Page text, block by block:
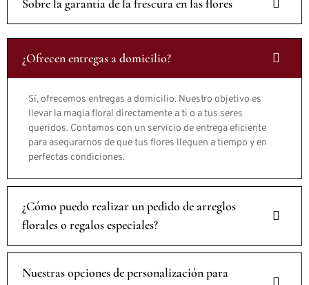
Sobre la garantía de la frescura en las flores
¿Ofrecen entregas a domicilio?
Sí, ofrecemos entregas a domicilio. Nuestro objetivo es
llevar la magia floral directamente a ti o a tus seres
queridos. Contamos con un servicio de entrega eficiente
para asegurarnos de que tus flores lleguen a tiempo y en
perfectas condiciones.
¿Cómo puedo realizar un pedido de arreglos
florales o regalos especiales?
Nuestras opciones de personalización para